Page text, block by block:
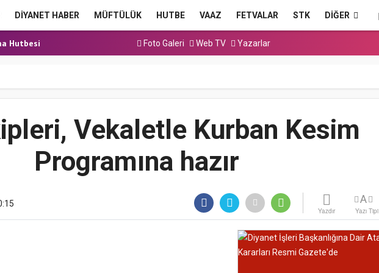
DİYANET HABER MÜFTÜLÜK HUTBE VAAZ FETVALAR STK DIĞER
Kadrolu Kur’an...
(Sözlü) So...
Hutbesi
Hutbesi
Hutbesi
Kadrolu Kur’an...
Foto Galeri Web TV Yazarlar
Vekaletle Kurban Kesim
Programına hazır
Yazdır
A
Yazı Tipi